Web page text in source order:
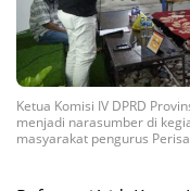
Ketua Komisi IV DPRD
menjadi narasumber di
masyarakat pengurus